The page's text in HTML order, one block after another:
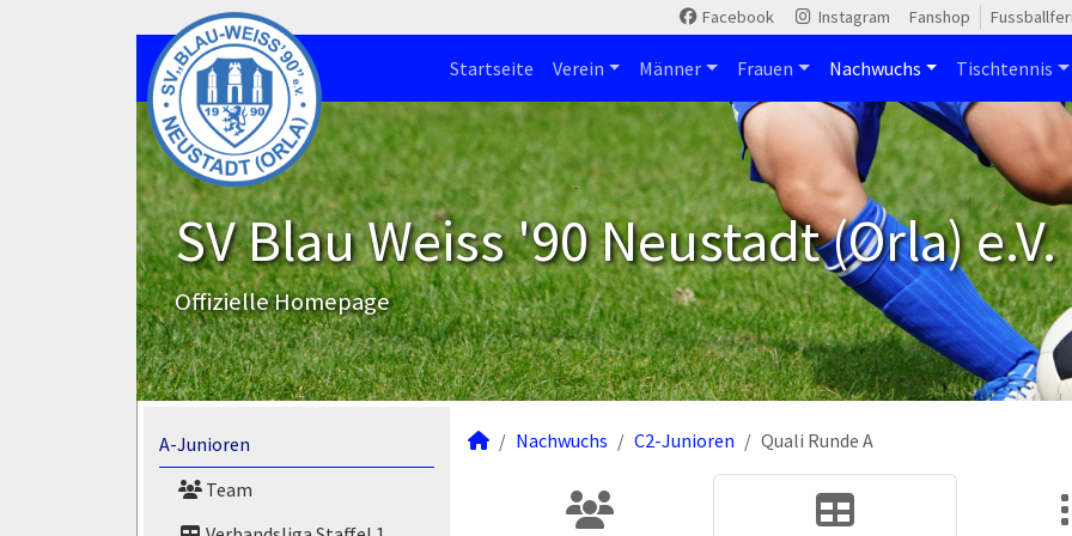
Facebook Instagram Fanshop
Startseite Verein Männer Frauen Nachwuchs Tischtennis
SV Blau Weiss '90 Neustadt (Orla) e.V.
Offizielle Homepage
A-Junioren
Team
Nachwuchs C2-Junioren Quali Runde A